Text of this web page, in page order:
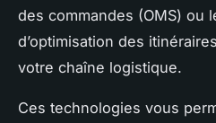
des commandes (OMS) ou
d’optimisation des
votre chaîne logistique.
Ces technologies vous